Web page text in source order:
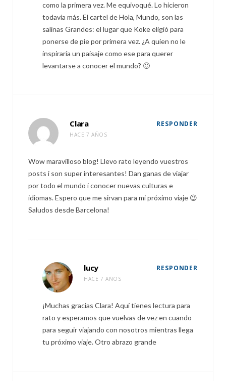
como la primera vez. Me equivoqué. Lo hicieron
todavía más. El cartel de Hola, Mundo, son las
salinas Grandes: el lugar que Koke eligió para
ponerse de pie por primera vez. ¿A quien no le
inspiraría un paisaje como ese para querer
levantarse a conocer el mundo? 🙂
Clara
HACE 7 AÑOS
RESPONDER
Wow maravilloso blog! Llevo rato leyendo vuestros
posts i son super interesantes! Dan ganas de viajar
por todo el mundo i conocer nuevas culturas e
idiomas. Espero que me sirvan para mi próximo viaje 😉
Saludos desde Barcelona!
lucy
HACE 7 AÑOS
RESPONDER
¡Muchas gracias Clara! Aquí tienes lectura para
rato y esperamos que vuelvas de vez en cuando
para seguir viajando con nosotros mientras llega
tu próximo viaje. Otro abrazo grande